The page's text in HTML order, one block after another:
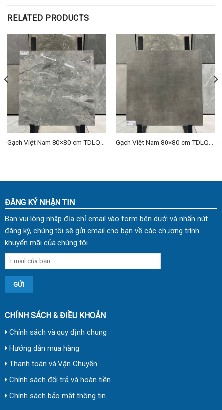
RELATED PRODUCTS
Gạch Việt Nam 80×80 cm TDLQ-
Gạch Việt Nam 80×80 cm TDLQ-
ĐĂNG KÝ NHẬN TIN
Bạn vui lòng nhập địa chỉ email vào form bên dưới và nhấn nút
đăng ký, chúng tôi sẽ gửi email cho bạn về các chương trình
khuyến mãi của chúng tôi.
CHÍNH SÁCH & ĐIỀU KHOẢN
Chính sách và quy định chung
Hướng dẫn mua hàng
Thanh toán và Vận Chuyển
Chính sách đổi trả và hoàn tiền
Chính sách bảo mật thông tin